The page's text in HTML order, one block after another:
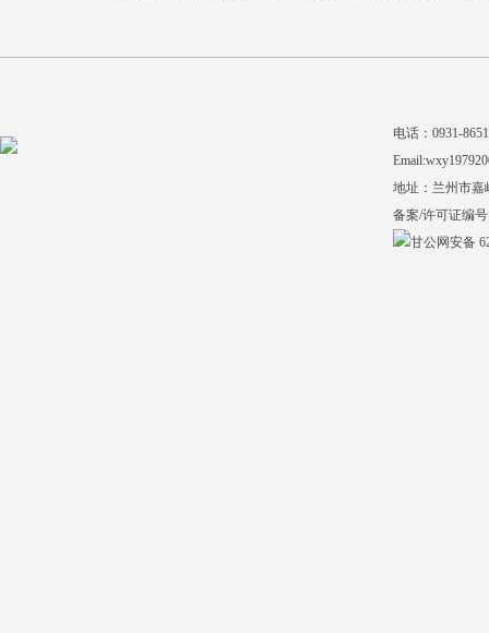
电话：0931-
地址：兰州市嘉
备案/许可证编
甘公网安备